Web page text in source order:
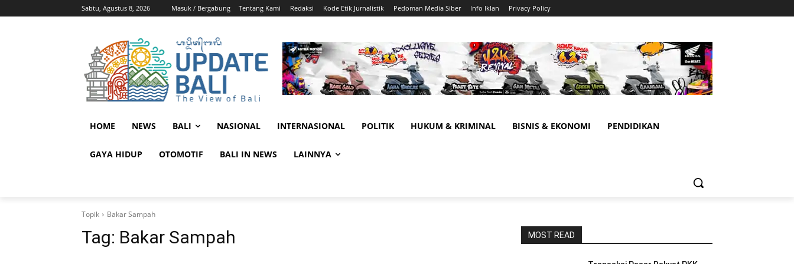
Sabtu, Agustus 8, 2026 Masuk / Bergabung Tentang Kami Redaksi Kode Etik Jurnalistik Pedoman Media Siber Info Iklan Privacy Policy
HOME NEWS BALI NASIONAL INTERNASIONAL POLITIK HUKUM & KRIMINAL BISNIS & EKONOMI PENDIDIKAN
GAYA HIDUP OTOMOTIF BALI IN NEWS LAINNYA
Topik Bakar Sampah
Tag: Bakar Sampah MOST READ